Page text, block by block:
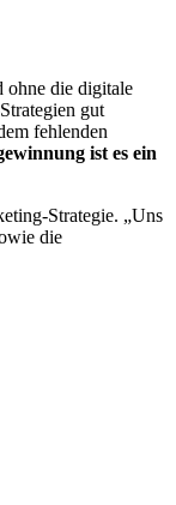
ohne die digitale
gut
fehlenden
ist es ein
Strategie. „Uns
die